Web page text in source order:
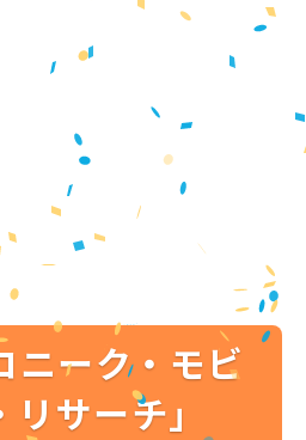
ニーク・モビ
サーチ」